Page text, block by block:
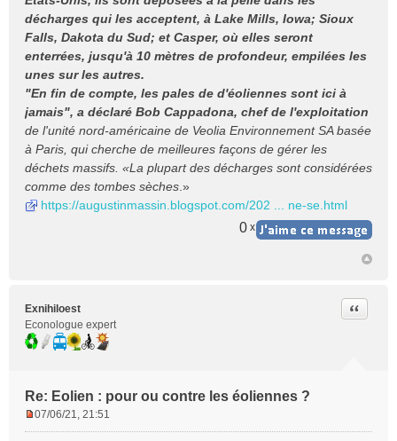
décharges qui les acceptent, à Lake Mills, Iowa; Sioux
Falls, Dakota du Sud; et Casper, où elles seront
enterrées, jusqu'à 10 mètres de profondeur, empilées les
unes sur les autres.
"En fin de compte, les pales de d'éoliennes sont ici à
jamais", a déclaré Bob Cappadona, chef de l'exploitation
de l'unité nord-américaine de Veolia Environnement SA basée
à Paris, qui cherche de meilleures façons de gérer les
déchets massifs. «La plupart des décharges sont considérées
comme des tombes sèches .»
https://augustinmassin.blogspot.com/202 ... ne-se.html
0 x
Exnihiloest
Econologue expert
Re: Eolien : pour ou contre les éoliennes ?
Citer
07/06/21, 21:51